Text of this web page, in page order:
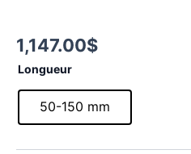
1,147.00$
Longueur
50-150 mm
quantité
Micromètre
d'intérieur
2